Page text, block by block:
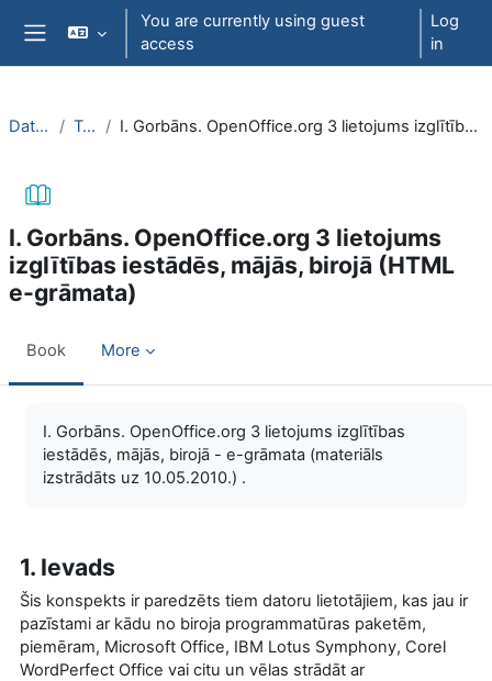
Skip to main content
You are currently using guest
access
Log
in
DatZT003 Topic 6 I. Gorbāns. OpenOffice.org 3 lietojums izglītības iestādēs, mājās, birojā (HTML e-grāmata)
I. Gorbāns. OpenOffice.org 3 lietojums
izglītības iestādēs, mājās, birojā (HTML
e-grāmata)
Book More
I. Gorbāns. OpenOffice.org 3 lietojums izglītības
iestādēs, mājās, birojā - e-grāmata (materiāls
izstrādāts uz 10.05.2010.) .
1. Ievads
Šis konspekts ir paredzēts tiem datoru lietotājiem, kas jau ir
pazīstami ar kādu no biroja programmatūras paketēm,
piemēram, Microsoft Office, IBM Lotus Symphony, Corel
WordPerfect Office vai citu un vēlas strādāt ar